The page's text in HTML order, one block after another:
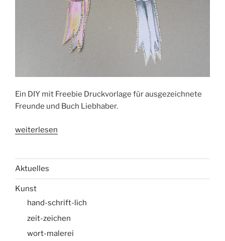
Ein DIY mit Freebie Druckvorlage für ausgezeichnete
Freunde und Buch Liebhaber.
„Für
Gold-
Medaille
aus
Papier
basteln.“
weiterlesen
Aktuelles
Kunst
hand-schrift-lich
zeit-zeichen
wort-malerei